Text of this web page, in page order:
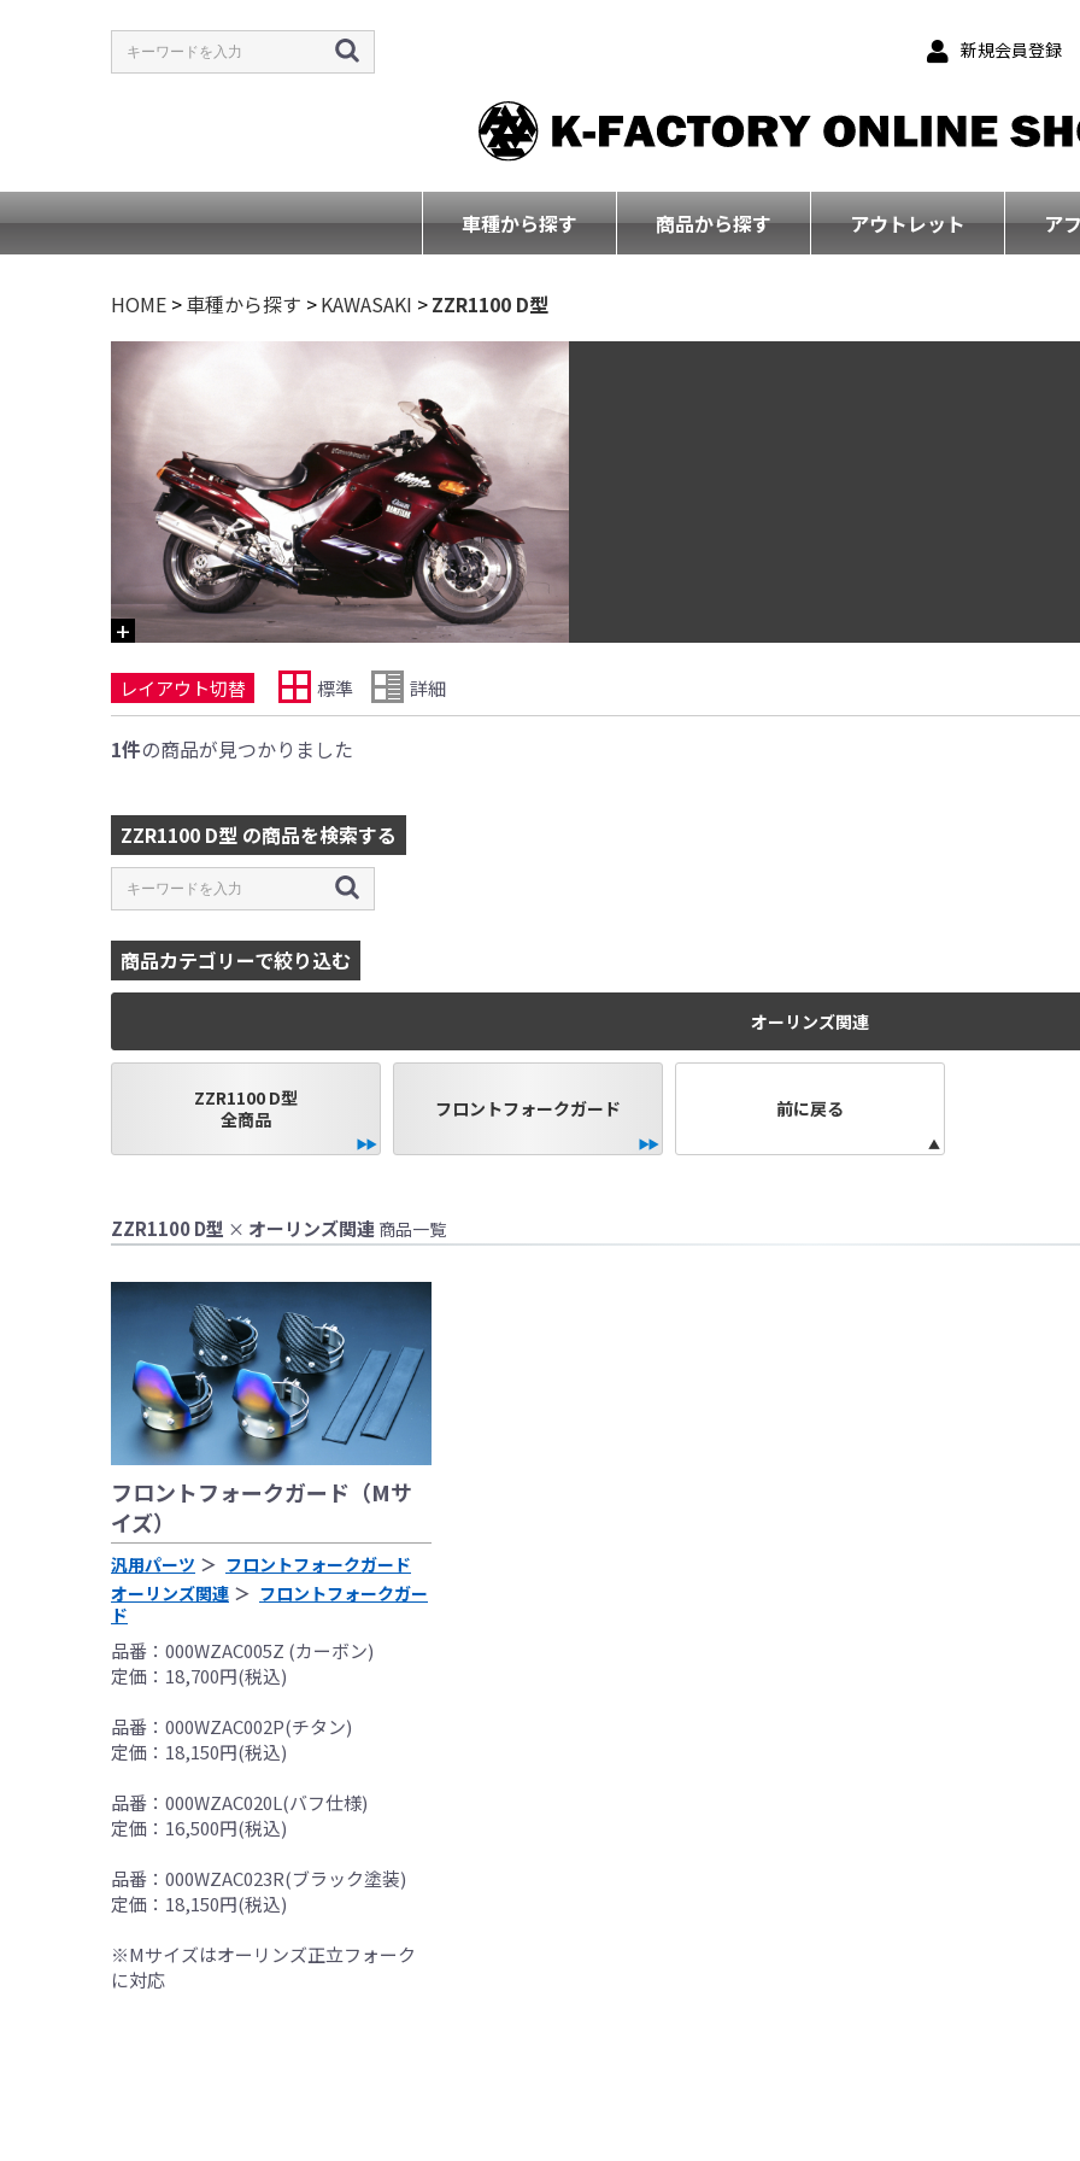
新規会員登録
車種から探す 商品から探す アウトレット ア
HOME >車種から探す >KAWASAKI >ZZR1100 D型
レイアウト切替 標準 詳細
1件の商品が見つかりました
ZZR1100 D型 の商品を検索する
商品カテゴリーで絞り込む
オーリンズ関連
ZZR1100 D型
全商品
フロントフォークガード 前に戻る
ZZR1100 D型 × オーリンズ関連 商品一覧
フロントフォークガード（Mサ
イズ）
汎用パーツ
フロントフォークガード
オーリンズ関連
フロントフォークガー
ド
品番：000WZAC005Z (カーボン)
定価：18,700円(税込)
品番：000WZAC002P(チタン)
定価：18,150円(税込)
品番：000WZAC020L(バフ仕様)
定価：16,500円(税込)
品番：000WZAC023R(ブラック塗装)
定価：18,150円(税込)
※Mサイズはオーリンズ正立フォーク
に対応
●当HP内では、マフラーの取付けイメージをわかりやすくするために一般車両に
しております。
●レーシングパーツはサーキットにおけるスポーツ走行ならびにレース使用を目的
（※）での使用は出来ません。
●国内で開催される全ての競技に対応するわけではございません。
レースでの使用に際しては、主催者が発行する競技規則を確認の上、お客様ご自
をお願い致します。
●取り付けについては専門の資格と知識・経験を有した整備士が、指定のサービス
基準に基づいた取り付けを行ってください。
なお、取付時、使用時、その他で起きた全ての事故、故障に対し保険、保証等は
品、クレーム等も受付できませんので、あらかじめご了承ください。
●商品の仕様・価格につきましては事前の予告無く変更となる場合がありますので
●商品は、予告無く販売終了する場合がありますのでご了承願います。